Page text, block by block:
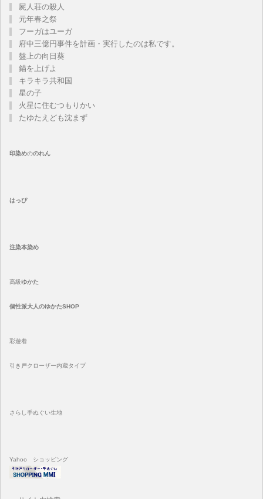
屍人荘の殺人
元年春之祭
フーガはユーガ
府中三億円事件を計画・実行したのは私です。
盤上の向日葵
錨を上げよ
キラキラ共和国
星の子
火星に住むつもりかい
たゆたえども沈まず
印染めののれん
はっぴ
注染本染め
高級ゆかた
個性派大人のゆかたSHOP
彩遊着
引き戸クローザー内蔵タイプ
さらし手ぬぐい生地
Yahoo ショッピング